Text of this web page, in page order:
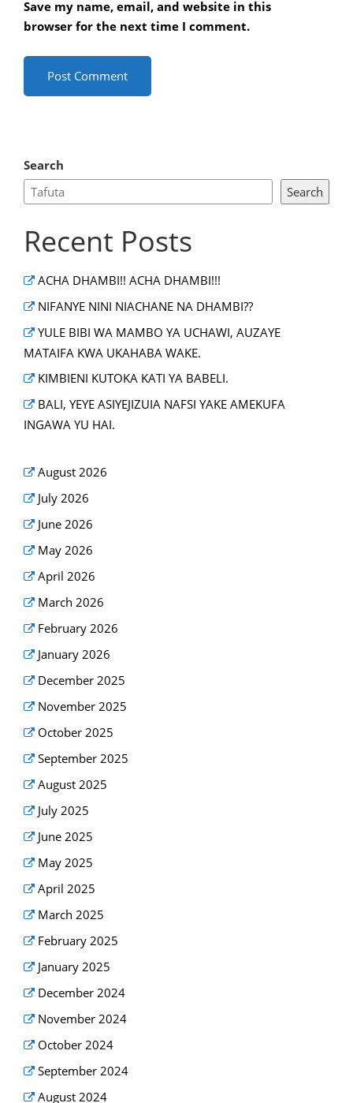
Save my name, email, and website in this
browser for the next time I comment.
Search
Search
Recent Posts
ACHA DHAMBI!! ACHA DHAMBI!!!
NIFANYE NINI NIACHANE NA DHAMBI??
YULE BIBI WA MAMBO YA UCHAWI, AUZAYE
MATAIFA KWA UKAHABA WAKE.
KIMBIENI KUTOKA KATI YA BABELI.
BALI, YEYE ASIYEJIZUIA NAFSI YAKE AMEKUFA
INGAWA YU HAI.
August 2026
July 2026
June 2026
May 2026
April 2026
March 2026
February 2026
January 2026
December 2025
November 2025
October 2025
September 2025
August 2025
July 2025
June 2025
May 2025
April 2025
March 2025
February 2025
January 2025
December 2024
November 2024
October 2024
September 2024
August 2024